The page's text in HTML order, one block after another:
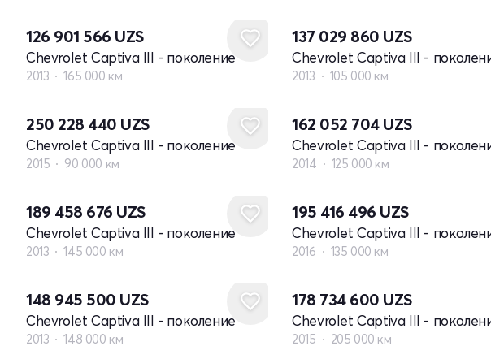
126 901 566 UZS
Chevrolet Captiva III - поколение
2013 165 000 км
137 029 860 UZS
Chevrolet Captiva III -
2013 105 000 км
250 228 440 UZS
Chevrolet Captiva III - поколение
2015 90 000 км
162 052 704 UZS
Chevrolet Captiva III -
2014 125 000 км
189 458 676 UZS
Chevrolet Captiva III - поколение
2013 145 000 км
195 416 496 UZS
Chevrolet Captiva III -
2016 135 000 км
148 945 500 UZS
Chevrolet Captiva III - поколение
2013 148 000 км
178 734 600 UZS
Chevrolet Captiva III -
2015 205 000 км